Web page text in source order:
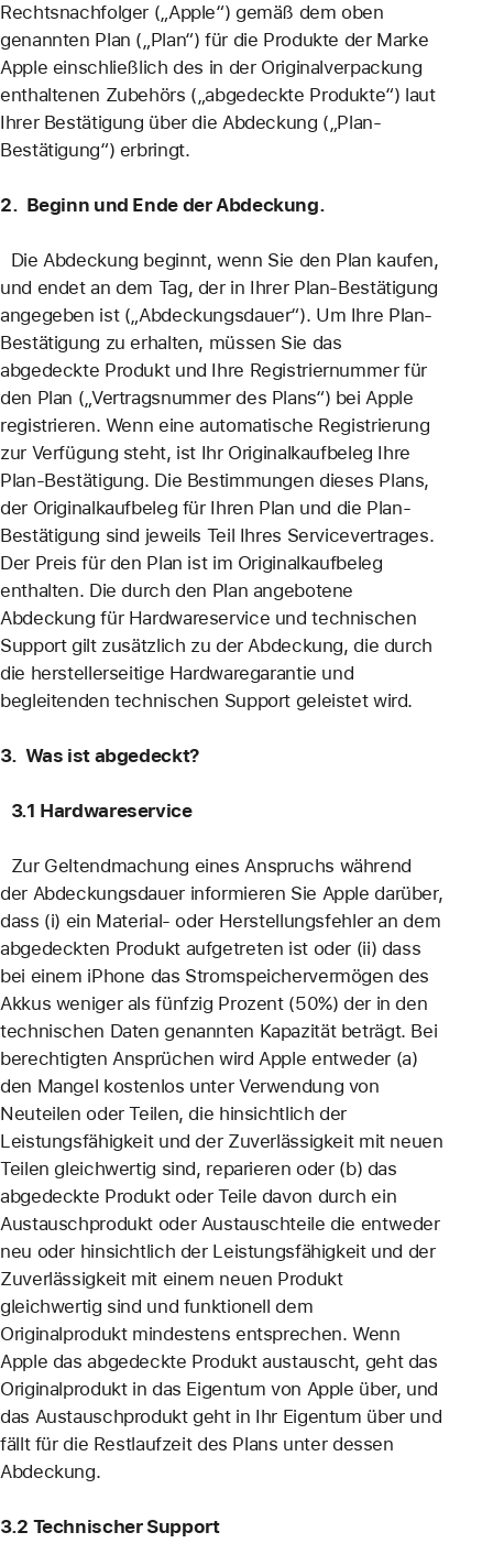
Rechtsnachfolger („Apple“) gemäß dem oben
genannten Plan („Plan“) für die Produkte der Marke
Apple einschließlich des in der Originalverpackung
enthaltenen Zubehörs („abgedeckte Produkte“) laut
Ihrer Bestätigung über die Abdeckung („Plan-
Bestätigung“) erbringt.
2. Beginn und Ende der Abdeckung.
Die Abdeckung beginnt, wenn Sie den Plan kaufen,
und endet an dem Tag, der in Ihrer Plan-Bestätigung
angegeben ist („Abdeckungsdauer“). Um Ihre Plan-
Bestätigung zu erhalten, müssen Sie das
abgedeckte Produkt und Ihre Registriernummer für
den Plan („Vertragsnummer des Plans“) bei Apple
registrieren. Wenn eine automatische Registrierung
zur Verfügung steht, ist Ihr Originalkaufbeleg Ihre
Plan-Bestätigung. Die Bestimmungen dieses Plans,
der Originalkaufbeleg für Ihren Plan und die Plan-
Bestätigung sind jeweils Teil Ihres Servicevertrages.
Der Preis für den Plan ist im Originalkaufbeleg
enthalten. Die durch den Plan angebotene
Abdeckung für Hardwareservice und technischen
Support gilt zusätzlich zu der Abdeckung, die durch
die herstellerseitige Hardwaregarantie und
begleitenden technischen Support geleistet wird.
3. Was ist abgedeckt?
3.1 Hardwareservice
Zur Geltendmachung eines Anspruchs während
der Abdeckungsdauer informieren Sie Apple darüber,
dass (i) ein Material- oder Herstellungsfehler an dem
abgedeckten Produkt aufgetreten ist oder (ii) dass
bei einem iPhone das Stromspeichervermögen des
Akkus weniger als fünfzig Prozent (50%) der in den
technischen Daten genannten Kapazität beträgt. Bei
berechtigten Ansprüchen wird Apple entweder (a)
den Mangel kostenlos unter Verwendung von
Neuteilen oder Teilen, die hinsichtlich der
Leistungsfähigkeit und der Zuverlässigkeit mit neuen
Teilen gleichwertig sind, reparieren oder (b) das
abgedeckte Produkt oder Teile davon durch ein
Austauschprodukt oder Austauschteile die entweder
neu oder hinsichtlich der Leistungsfähigkeit und der
Zuverlässigkeit mit einem neuen Produkt
gleichwertig sind und funktionell dem
Originalprodukt mindestens entsprechen. Wenn
Apple das abgedeckte Produkt austauscht, geht das
Originalprodukt in das Eigentum von Apple über, und
das Austauschprodukt geht in Ihr Eigentum über und
fällt für die Restlaufzeit des Plans unter dessen
Abdeckung.
3.2 Technischer Support